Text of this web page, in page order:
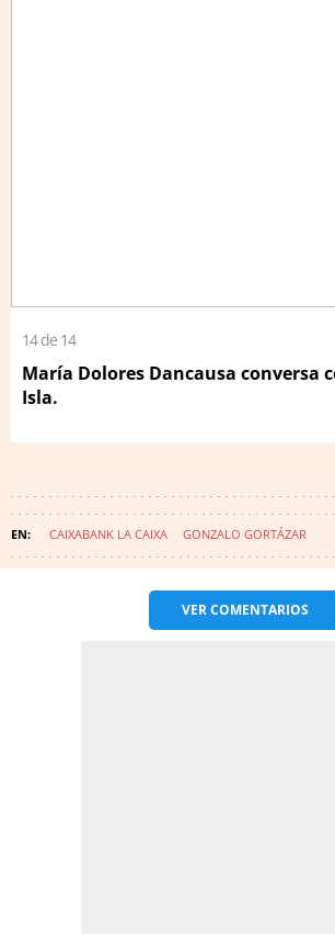
14 de 14
María Dolores Dancausa conversa
Isla.
CAIXABANK LA CAIXA GONZALO GORTÁZAR
VERCOMENTARIOS